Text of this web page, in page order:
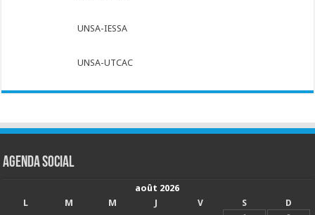
UNSA-IESSA
UNSA-UTCAC
Agenda social
août 2026
L
M M J V S
D